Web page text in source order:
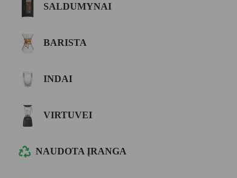
SALDUMYNAI
BARISTA
INDAI
VIRTUVEI
NAUDOTA ĮRANGA